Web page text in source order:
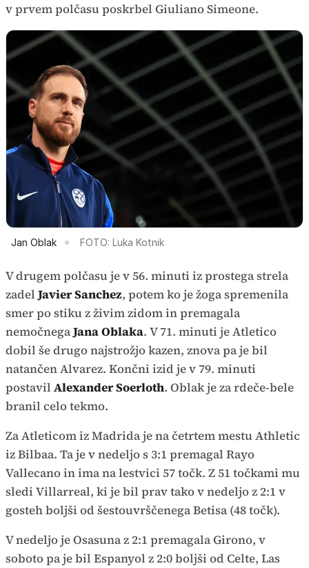
v prvem polčasu poskrbel Giuliano Simeone.
Jan Oblak FOTO: Luka Kotnik
V drugem polčasu je v 56. minuti iz prostega strela
zadelJavier Sanchez, potem ko je žoga spremenila
smer po stiku z živim zidom in premagala
nemočnegaJana Oblaka. V 71. minuti je Atletico
dobil še drugo najstrožjo kazen, znova pa je bil
natančen Alvarez. Končni izid je v 79. minuti
postavil Alexander Soerloth. Oblak je za rdeče-bele
branil celo tekmo.
Za Atleticom iz Madrida je na četrtem mestu Athletic
iz Bilbaa. Ta je v nedeljo s 3:1 premagal Rayo
Vallecano in ima na lestvici 57 točk. Z 51 točkami mu
sledi Villarreal, ki je bil prav tako v nedeljo z 2:1 v
gosteh boljši od šestouvrščenega Betisa (48 točk).
V nedeljo je Osasuna z 2:1 premagala Girono, v
soboto pa je bil Espanyol z 2:0 boljši od Celte, Las